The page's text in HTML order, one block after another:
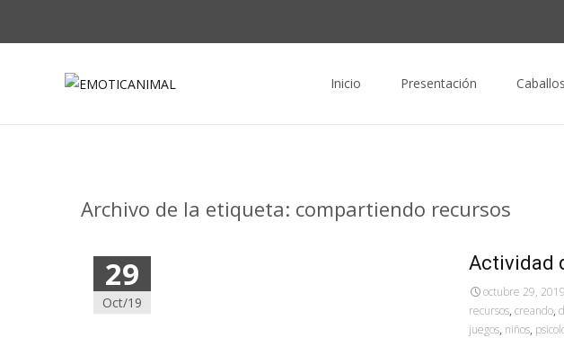
Inicio
Presentación Caballos
Archivo de la etiqueta: compartiendo recursos
29
Oct/19
Actividad
octubre 29, 2019
recursos, creando,
juegos, niños,